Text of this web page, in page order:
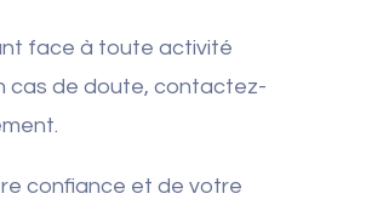
face à toute activité
cas de doute, contactez-
confiance et de votre